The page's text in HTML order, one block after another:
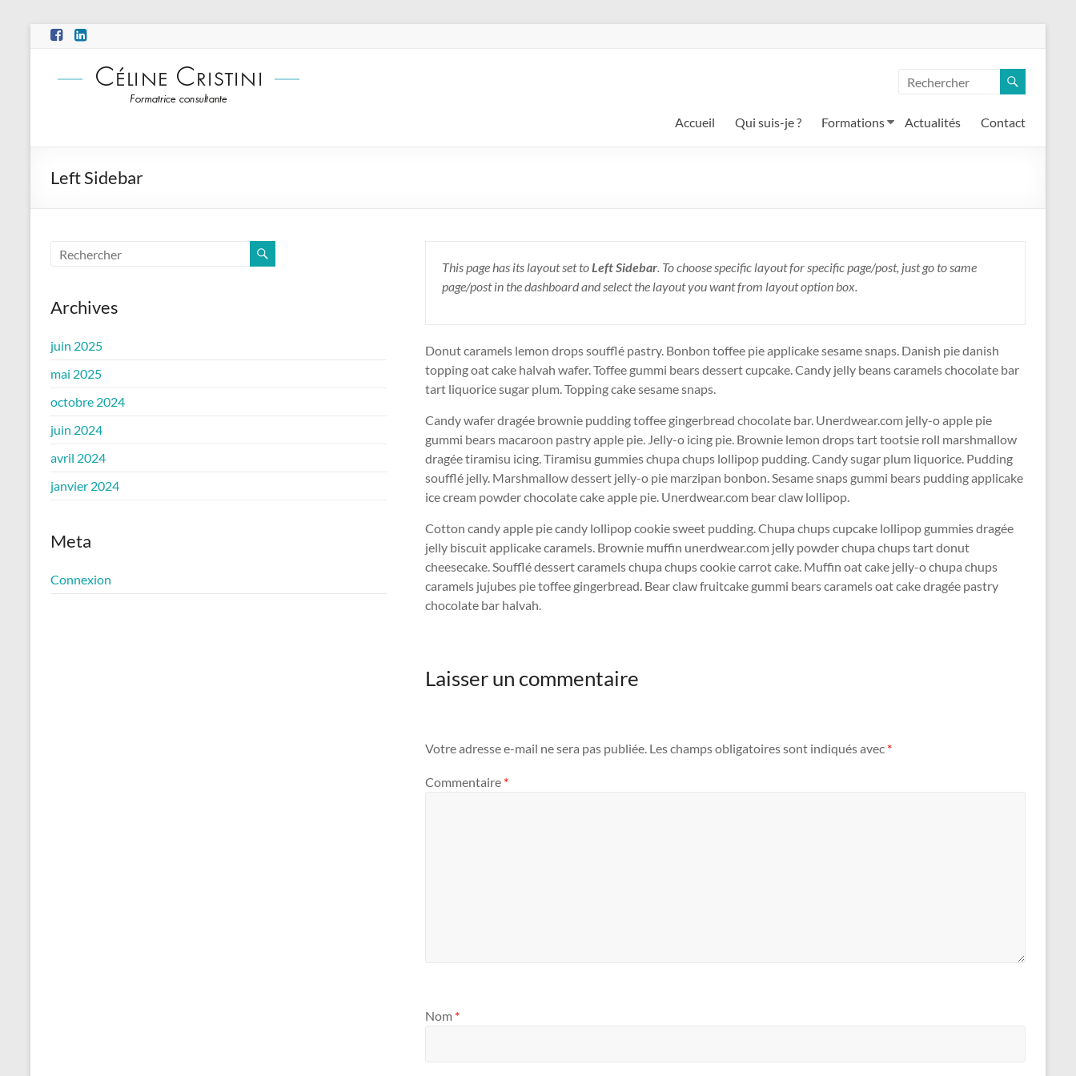
Aller
Accueil Qui suis-je ? Formations Actualités Contact
Left Sidebar
This page has its layout set toLeft Sidebar. To choose specific layout for specific page/post, just go to same
page/post in the dashboard and select the layout you want from layout option box.
Donut caramels lemon drops soufflé pastry. Bonbon toffee pie applicake sesame snaps. Danish pie danish
topping oat cake halvah wafer. Toffee gummi bears dessert cupcake. Candy jelly beans caramels chocolate bar
tart liquorice sugar plum. Topping cake sesame snaps.
Candy wafer dragée brownie pudding toffee gingerbread chocolate bar. Unerdwear.com jelly-o apple pie
gummi bears macaroon pastry apple pie. Jelly-o icing pie. Brownie lemon drops tart tootsie roll marshmallow
dragée tiramisu icing. Tiramisu gummies chupa chups lollipop pudding. Candy sugar plum liquorice. Pudding
soufflé jelly. Marshmallow dessert jelly-o pie marzipan bonbon. Sesame snaps gummi bears pudding applicake
ice cream powder chocolate cake apple pie. Unerdwear.com bear claw lollipop.
Cotton candy apple pie candy lollipop cookie sweet pudding. Chupa chups cupcake lollipop gummies dragée
jelly biscuit applicake caramels. Brownie muffin unerdwear.com jelly powder chupa chups tart donut
cheesecake. Soufflé dessert caramels chupa chups cookie carrot cake. Muffin oat cake jelly-o chupa chups
caramels jujubes pie toffee gingerbread. Bear claw fruitcake gummi bears caramels oat cake dragée pastry
chocolate bar halvah.
Laisser un commentaire
Votre adresse e-mail ne sera pas publiée. Les champs obligatoires sont indiqués avec *
Commentaire *
Nom *
Archives
juin 2025
mai 2025
octobre 2024
juin 2024
avril 2024
janvier 2024
Meta
Connexion